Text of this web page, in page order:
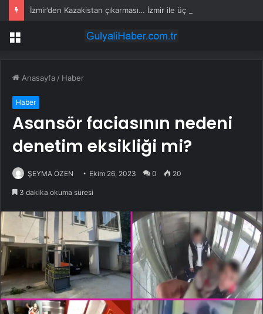
Menü
Anasayfa / Haber
Haber
Asansör faciasının nedeni
denetim eksikliği mi?
ŞEYMA ÖZEN Ekim 26, 2023 0 20
3 dakika okuma süresi